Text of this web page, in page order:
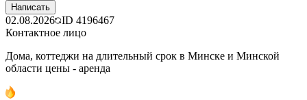
Написать
02.08.2026 ID 4196467
Контактное лицо
Дома, коттеджи на длительный срок в Минске и Минской
области цены - аренда